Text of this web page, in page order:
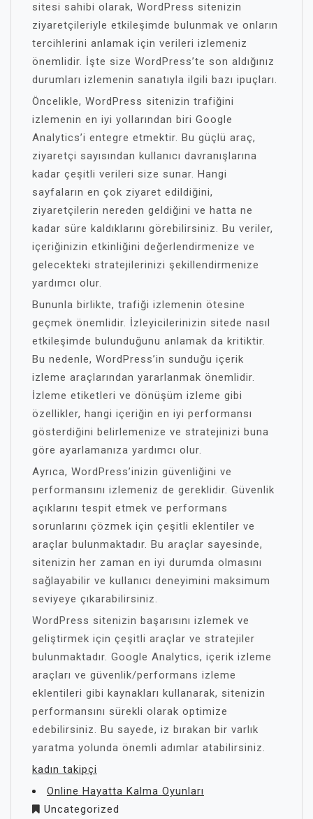
sitesi sahibi olarak, WordPress sitenizin
ziyaretçileriyle etkileşimde bulunmak ve onların
tercihlerini anlamak için verileri izlemeniz
önemlidir. İşte size WordPress’te son aldığınız
durumları izlemenin sanatıyla ilgili bazı ipuçları.
Öncelikle, WordPress sitenizin trafiğini
izlemenin en iyi yollarından biri Google
Analytics’i entegre etmektir. Bu güçlü araç,
ziyaretçi sayısından kullanıcı davranışlarına
kadar çeşitli verileri size sunar. Hangi
sayfaların en çok ziyaret edildiğini,
ziyaretçilerin nereden geldiğini ve hatta ne
kadar süre kaldıklarını görebilirsiniz. Bu veriler,
içeriğinizin etkinliğini değerlendirmenize ve
gelecekteki stratejilerinizi şekillendirmenize
yardımcı olur.
Bununla birlikte, trafiği izlemenin ötesine
geçmek önemlidir. İzleyicilerinizin sitede nasıl
etkileşimde bulunduğunu anlamak da kritiktir.
Bu nedenle, WordPress’in sunduğu içerik
izleme araçlarından yararlanmak önemlidir.
İzleme etiketleri ve dönüşüm izleme gibi
özellikler, hangi içeriğin en iyi performansı
gösterdiğini belirlemenize ve stratejinizi buna
göre ayarlamanıza yardımcı olur.
Ayrıca, WordPress’inizin güvenliğini ve
performansını izlemeniz de gereklidir. Güvenlik
açıklarını tespit etmek ve performans
sorunlarını çözmek için çeşitli eklentiler ve
araçlar bulunmaktadır. Bu araçlar sayesinde,
sitenizin her zaman en iyi durumda olmasını
sağlayabilir ve kullanıcı deneyimini maksimum
seviyeye çıkarabilirsiniz.
WordPress sitenizin başarısını izlemek ve
geliştirmek için çeşitli araçlar ve stratejiler
bulunmaktadır. Google Analytics, içerik izleme
araçları ve güvenlik/performans izleme
eklentileri gibi kaynakları kullanarak, sitenizin
performansını sürekli olarak optimize
edebilirsiniz. Bu sayede, iz bırakan bir varlık
yaratma yolunda önemli adımlar atabilirsiniz.
kadın takipçi
Online Hayatta Kalma Oyunları
Uncategorized